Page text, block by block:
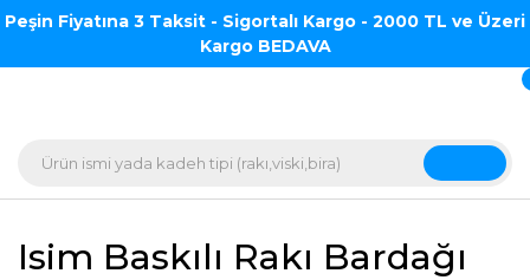
Peşin Fiyatına 3 Taksit - Sigortalı Kargo - 2000 TL ve Üzeri
Kargo BEDAVA
Isim Baskılı Rakı Bardağı